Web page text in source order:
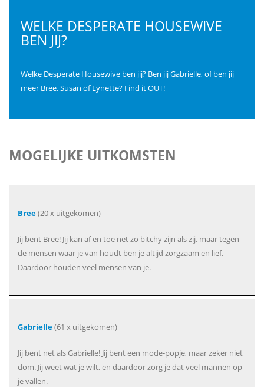
WELKE DESPERATE HOUSEWIVE
BEN JIJ?
Welke Desperate Housewive ben jij? Ben jij Gabrielle, of ben jij
meer Bree, Susan of Lynette? Find it OUT!
MOGELIJKE UITKOMSTEN
Bree(20 x uitgekomen)
Jij bent Bree! Jij kan af en toe net zo bitchy zijn als zij, maar tegen
de mensen waar je van houdt ben je altijd zorgzaam en lief.
Daardoor houden veel mensen van je.
Gabrielle(61 x uitgekomen)
Jij bent net als Gabrielle! Jij bent een mode-popje, maar zeker niet
dom. Jij weet wat je wilt, en daardoor zorg je dat veel mannen op
je vallen.